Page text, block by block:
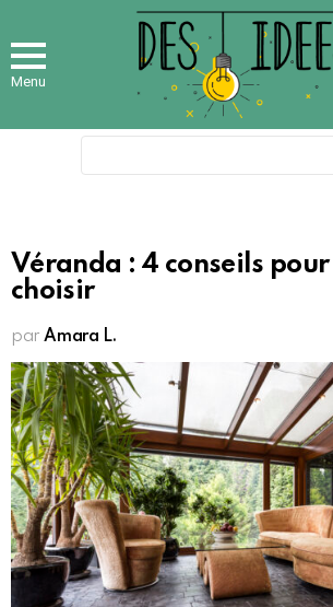
Menu
Véranda : 4 conseils
choisir
par Amara L.